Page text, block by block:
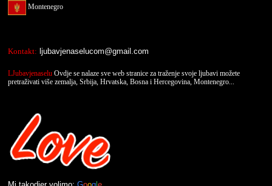
Montenegro
Kontakt: ljubavjenaselucom@gmail.com
LJubavjenaselu Ovdje se nalaze sve web stranice za traženje svoje ljubavi možete
pretraživati više zemalja, Srbija, Hrvatska, Bosna i Hercegovina, Montenegro...